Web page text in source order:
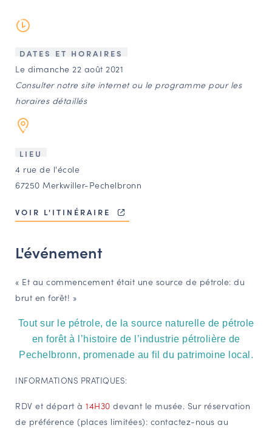
Agenda
Annuaire
Ressources
OFFRES D’EMPLOI ET DE STAGE
BOURSE D’ÉCHANGE
CARTES DES NAUDIN
Espace acteurs
NAVIGATION FILTRÉE « ACTEURS »
PORTAIL CULTURE
Comité d'Histoire Régionale
VOUS ÊTES…
DATES ET HORAIRES
Le dimanche 22 août 2021
Consulter notre site internet ou le programme pour les
horaires détaillés
LIEU
4 rue de l'école
67250 Merkwiller-Pechelbronn
VOIR L'ITINÉRAIRE
L'événement
« Et au commencement était une source de pétrole: du
brut en forêt! »
Tout sur le pétrole, de la source naturelle de pétrole
en forêt à l’histoire de l’industrie pétrolière de
Pechelbronn, promenade au fil du patrimoine local.
INFORMATIONS PRATIQUES:
RDV et départ à 14H30 devant le musée. Sur réservation
de préférence (places limitées): contactez-nous au